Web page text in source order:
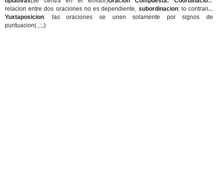
relacion entre dos oraciones no es dependiente, subordinacion: lo contrario,
Yuxtaposicion: las oraciones se unen solamente por signos de
puntuacion(.,:,;)